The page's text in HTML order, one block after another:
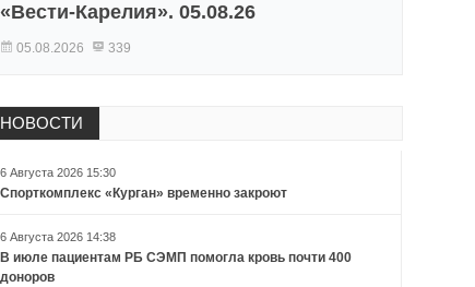
«Вести-Карелия». 05.08.26
05.08.2026 339
НОВОСТИ
6 Августа 2026 15:30
Спорткомплекс «Курган» временно закроют
6 Августа 2026 14:38
В июле пациентам РБ СЭМП помогла кровь почти 400
доноров